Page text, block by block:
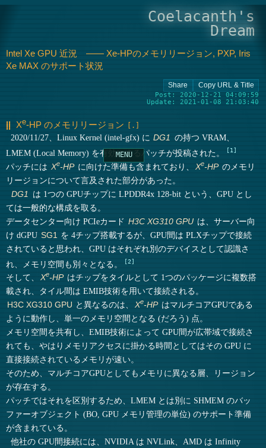
Coelacanth's
Dream
Intel Xe GPU 近況 ―― Xe-HPのメモリリージョン, PXP, Iris
Xe MAX のサポート状況
Post: 2020-12-21 04:09:59
Update: 2021-01-08 21:03:40
Xe-HP のメモリリージョン
2020/11/27、Linux Kernel (intel-gfx) に DG1 の持つ VRAM、
LMEM (Local Memory) を有効にするパッチが投稿された。
1
パッチには Xe-HP に向けた準備も含まれており、 Xe-HP のメモリ
リージョンについて言及された部分があった。
DG1
は 1つの GPUチップに LPDDR4x 128-bit という、GPU とし
ては一般的な構成を取る。
データセンター向け PCIeカード H3C XG310 GPU は、サーバー向
け dGPU SG1 を 4チップ搭載するが、GPU間は PLXチップで接続
されていると思われ、GPU はそれぞれ別のデバイスとして認識さ
れ、メモリ空間も別々となる。
2
そして、 Xe-HP はチップをタイルとして 1つのパッケージに複数搭
載され、タイル間は EMIB技術を用いて接続される。
H3C XG310 GPU と異なるのは、 Xe-HP はマルチコアGPUである
ように動作し、単一のメモリ空間となる (だろう) 点。
メモリ空間を共有し、EMIB技術によって GPU間が広帯域で接続さ
れても、やはりメモリアクセスに掛かる時間としてはその GPU に
直接接続されているメモリが速い。
そのため、マルチコアGPUとしてもメモリに異なる層、リージョン
が存在する。
パッチではそれを区別するため、LMEM とは別に SHMEM のバッ
ファーオブジェクト (BO, GPU メモリ管理の単位) のサポート準備
が含まれている。
他社の GPU間接続には、NVIDIA は NVLink、AMD は Infinity